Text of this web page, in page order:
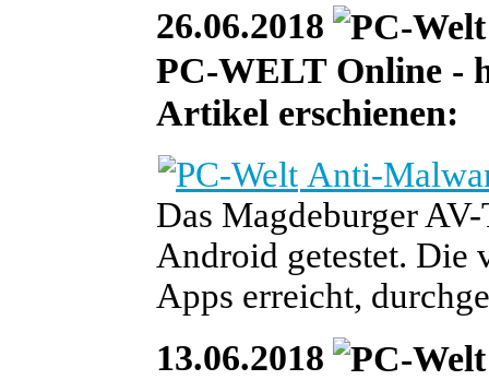
26.06.2018
PC-WELT Online -
Artikel erschienen:
Anti-
Das Magdeburger
Android getestet. Die
Apps erreicht,
13.06.2018